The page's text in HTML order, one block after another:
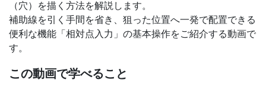
（穴）を描く方法を解説します。
補助線を引く手間を省き、狙った位置へ一発で配置できる
便利な機能「相対点入力」の基本操作をご紹介する動画で
す。
この動画で学べること